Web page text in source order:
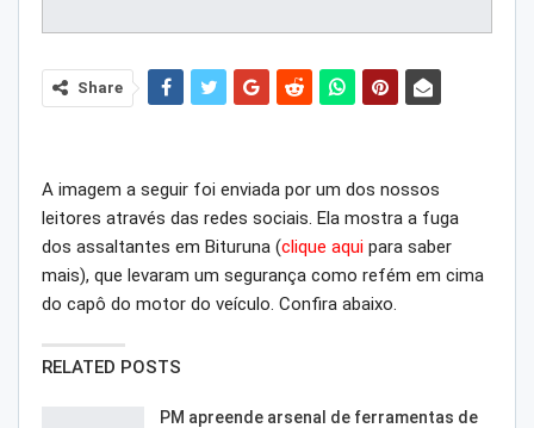
Share
A imagem a seguir foi enviada por um dos nossos
leitores através das redes sociais. Ela mostra a fuga
dos assaltantes em Bituruna (clique aqui para saber
mais), que levaram um segurança como refém em cima
do capô do motor do veículo. Confira abaixo.
RELATED POSTS
PM apreende arsenal de ferramentas de